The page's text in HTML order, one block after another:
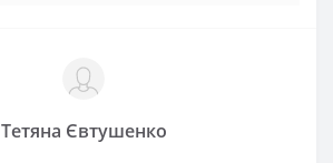
Тетяна Євтушенко